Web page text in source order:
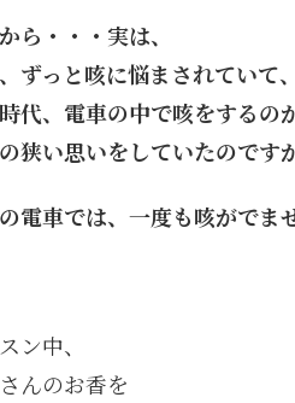
ら・・・実は、
ずっと咳に悩まされていて、
代、電車の中で咳をするの
狭い思いをしていたのですが
電車では、一度も咳がでま
ン中、
んのお香を